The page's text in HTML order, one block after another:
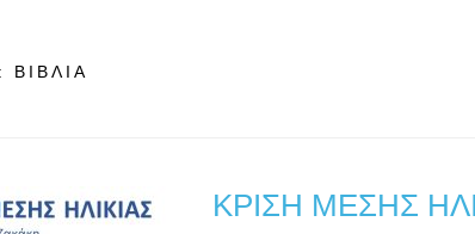
ΒΙΒΛΙΑ
ΚΡΙΣΗ ΜΕΣΗΣ